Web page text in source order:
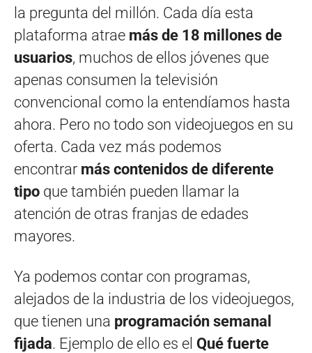
la pregunta del millón. Cada día esta
plataforma atrae más de 18 millones de
usuarios, muchos de ellos jóvenes que
apenas consumen la televisión
convencional como la entendíamos hasta
ahora. Pero no todo son videojuegos en su
oferta. Cada vez más podemos
encontrar más contenidos de diferente
tipo que también pueden llamar la
atención de otras franjas de edades
mayores.
Ya podemos contar con programas,
alejados de la industria de los videojuegos,
que tienen una programación semanal
fijada. Ejemplo de ello es el Qué fuerte